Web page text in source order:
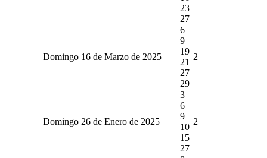
23
27
Domingo 16 de Marzo de 2025
6
9
19
21
27
29
2
Domingo 26 de Enero de 2025
3
6
9
10
15
27
2